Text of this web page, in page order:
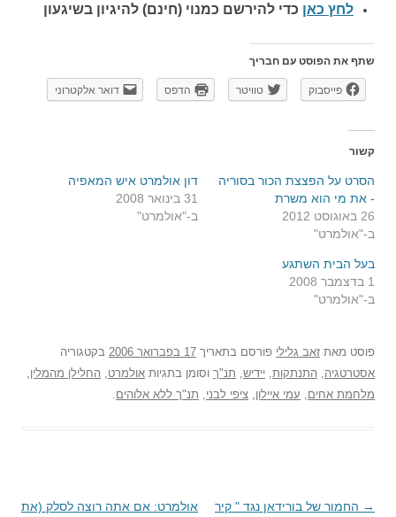
לחץ כאן כדי להירשם כמנוי (חינם) להיגיון בשיגעון
שתף את הפוסט עם חבריך
פייסבוק טוויטר הדפס דואר אלקטרוני
קשור
הסרט על הפצצת הכור בסוריה
- את מי הוא משרת
26 באוגוסט 2012
ב-"אולמרט"
דון אולמרט איש המאפיה
31 בינואר 2008
ב-"אולמרט"
בעל הבית השתגע
1 בדצמבר 2008
ב-"אולמרט"
פוסט מאת זאב גלילי פורסם בתאריך 17 בפברואר 2006
בקטגוריה
אסטרטגיה התנתקות יידיש תנ"ך וסומן בתגיות אולמרט החלילן מהמלין
מלחמת אחים
עמי איילון ציפי לבני תנ"ך ללא אלוהים
ניווט
→ החמור של בורידאן נגד " קיר
אולמרט: אם אתה רוצה לסלק (את